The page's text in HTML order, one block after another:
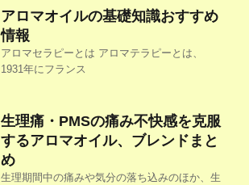
アロマオイルの基礎知識おすすめ
情報
アロマセラピーとは アロマテラピーとは、
1931年にフランス
生理痛・PMSの痛み不快感を克服
するアロマオイル、ブレンドまと
め
生理期間中の痛みや気分の落ち込みのほか、生